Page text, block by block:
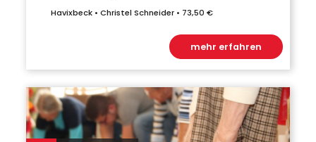
Havixbeck • Christel Schneider • 73,50 €
mehr erfahren